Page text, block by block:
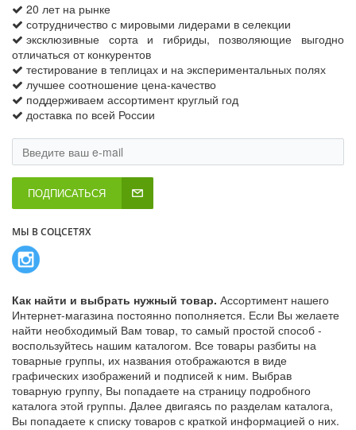
20 лет на рынке
сотрудничество с мировыми лидерами в селекции
эксклюзивные сорта и гибриды, позволяющие выгодно
отличаться от конкурентов
тестирование в теплицах и на экспериментальных полях
лучшее соотношение цена-качество
поддерживаем ассортимент круглый год
доставка по всей России
ПОДПИСАТЬСЯ
МЫ В СОЦСЕТЯХ
Как найти и выбрать нужный товар. Ассортимент нашего
Интернет-магазина постоянно пополняется. Если Вы желаете
найти необходимый Вам товар, то самый простой способ -
воспользуйтесь нашим каталогом. Все товары разбиты на
товарные группы, их названия отображаются в виде
графических изображений и подписей к ним. Выбрав
товарную группу, Вы попадаете на страницу подробного
каталога этой группы. Далее двигаясь по разделам каталога,
Вы попадаете к списку товаров с краткой информацией о них.